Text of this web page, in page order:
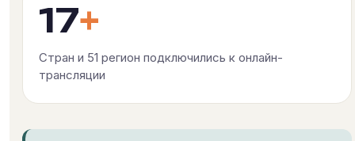
17+
Стран и 51 регион подключились к онлайн-
трансляции